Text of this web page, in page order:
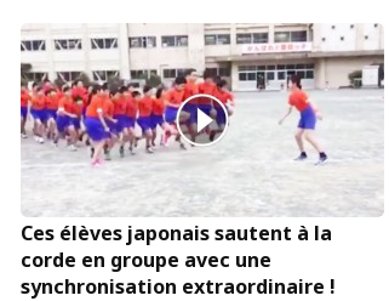
Ces élèves japonais sautent à la
corde en groupe avec une
synchronisation extraordinaire !